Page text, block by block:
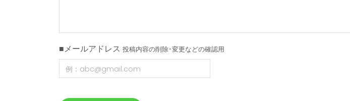
■メールアドレス 投稿内容の削除･変更などの確認用